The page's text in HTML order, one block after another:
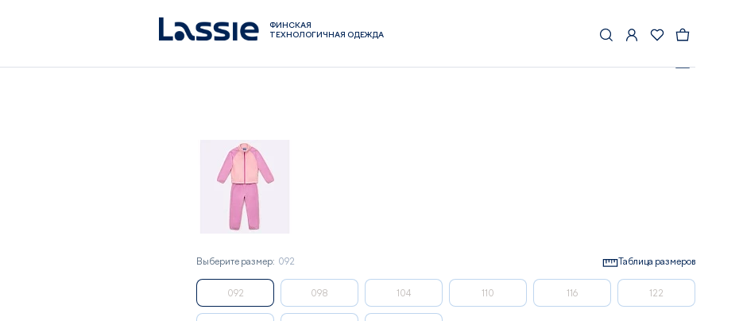
ФИНСКАЯ
ТЕХНОЛОГИЧНАЯ ОДЕЖДА
Выберите размер: 092 Таблица размеров
092 098 104 110 116 122